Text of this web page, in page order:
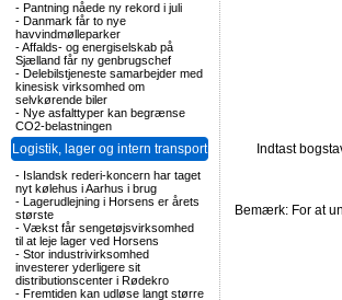
- Pantning nåede ny rekord i juli
- Danmark får to nye
havvindmølleparker
-Affalds- og energiselskab på
Sjælland får ny genbrugschef
- Delebilstjeneste samarbejder med
kinesisk virksomhed om
selvkørende biler
- Nye asfalttyper kan begrænse
CO2-belastningen
Logistik, lager og intern transport
- Islandsk rederi-koncern har taget
nyt kølehus i Aarhus i brug
- Lagerudlejning i Horsens er årets
største
- Vækst får sengetøjsvirksomhed
til at leje lager ved Horsens
- Stor industrivirksomhed
investerer yderligere sit
distributionscenter i Rødekro
- Fremtiden kan udløse langt større
Indtast
Bemærk: For at